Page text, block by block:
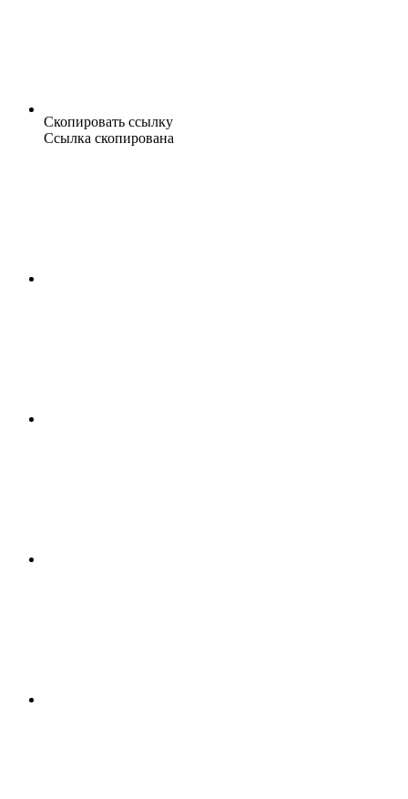
Скопировать ссылку
Ссылка скопирована